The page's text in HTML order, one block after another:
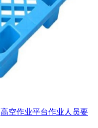
高空作业平台作业人员要